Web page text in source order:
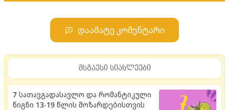
დაამატე კომენტარი
მსგავსი სიახლეები
7 სათავგადასავლო და რომანტიკული
წიგნი 13-19 წლის მოზარდებისთვის